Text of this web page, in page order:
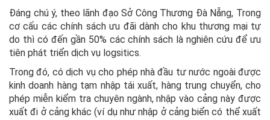
Đáng chú ý, theo lãnh đạo Sở Công Thương Đà Nẵng, Trong
cơ cấu các chính sách ưu đãi dành cho khu thương mại tự
do thì có đến gần 50% các chính sách là nghiên cứu để ưu
tiên phát triển dịch vụ logsitics.
Trong đó, có dịch vụ cho phép nhà đầu tư nước ngoài được
kinh doanh hàng tạm nhập tái xuất, hàng trung chuyển, cho
phép miễn kiểm tra chuyên ngành, nhập vào cảng này được
xuất đi ở cảng khác (ví dụ như nhập ở cảng biển có thể xuất